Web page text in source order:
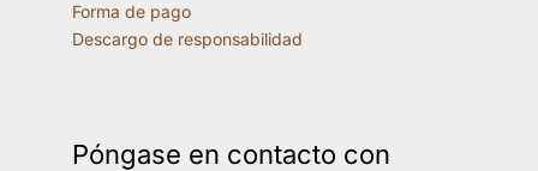
Forma de pago
Descargo de responsabilidad
Póngase en contacto con